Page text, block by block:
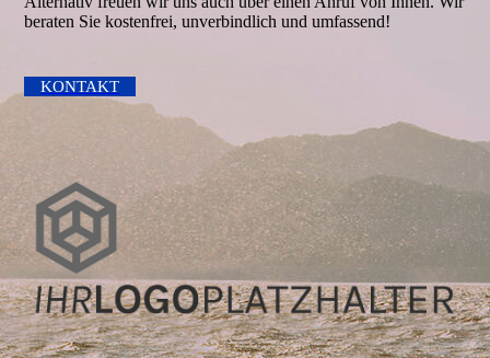
beraten Sie kostenfrei, unverbindlich und umfassend!
KONTAKT